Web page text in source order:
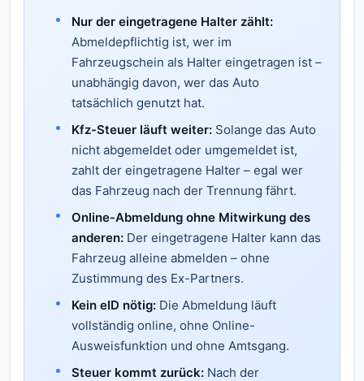
Nur der eingetragene Halter zählt:
Abmeldepflichtig ist, wer im
Fahrzeugschein als Halter eingetragen ist –
unabhängig davon, wer das Auto
tatsächlich genutzt hat.
Kfz-Steuer läuft weiter:Solange das Auto
nicht abgemeldet oder umgemeldet ist,
zahlt der eingetragene Halter – egal wer
das Fahrzeug nach der Trennung fährt.
Online-Abmeldung ohne Mitwirkung des
anderen:Der eingetragene Halter kann das
Fahrzeug alleine abmelden – ohne
Zustimmung des Ex-Partners.
Kein eID nötig:Die Abmeldung läuft
vollständig online, ohne Online-
Ausweisfunktion und ohne Amtsgang.
Steuer kommt zurück:Nach der